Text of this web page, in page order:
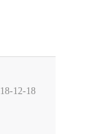
18-12-18